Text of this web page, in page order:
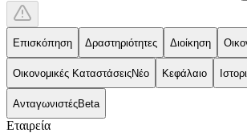
Επισκόπηση Δραστηριότητες Διοίκηση
Οικονομικές ΚαταστάσειςΝέο Κεφάλαιο
ΑνταγωνιστέςBeta
Εταιρεία